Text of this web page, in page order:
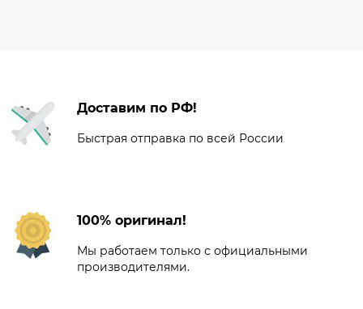
Доставим по РФ!
Быстрая отправка по всей России
100% оригинал!
Мы работаем только с официальными
производителями.